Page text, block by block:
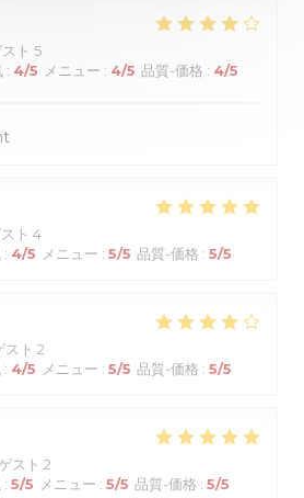
ト 5
: 4/5 メニュー : 4/5 品質-価格 : 4/5
ト 4
: 4/5 メニュー : 5/5 品質-価格 : 5/5
ト 2
: 4/5 メニュー : 5/5 品質-価格 : 5/5
スト 2
: 5/5 メニュー : 5/5 品質-価格 : 5/5